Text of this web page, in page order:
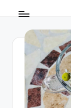
ン
ー
ソ
グ